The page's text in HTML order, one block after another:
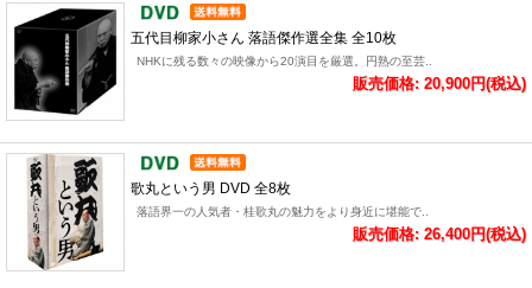
五代目柳家小さん 落語傑作選全集 全10枚
NHKに残る数々の映像から20演目を厳選。円熟の至芸..
販売価格: 20,900円(税込)
歌丸という男 DVD 全8枚
落語界一の人気者・桂歌丸の魅力をより身近に堪能で..
販売価格: 26,400円(税込)